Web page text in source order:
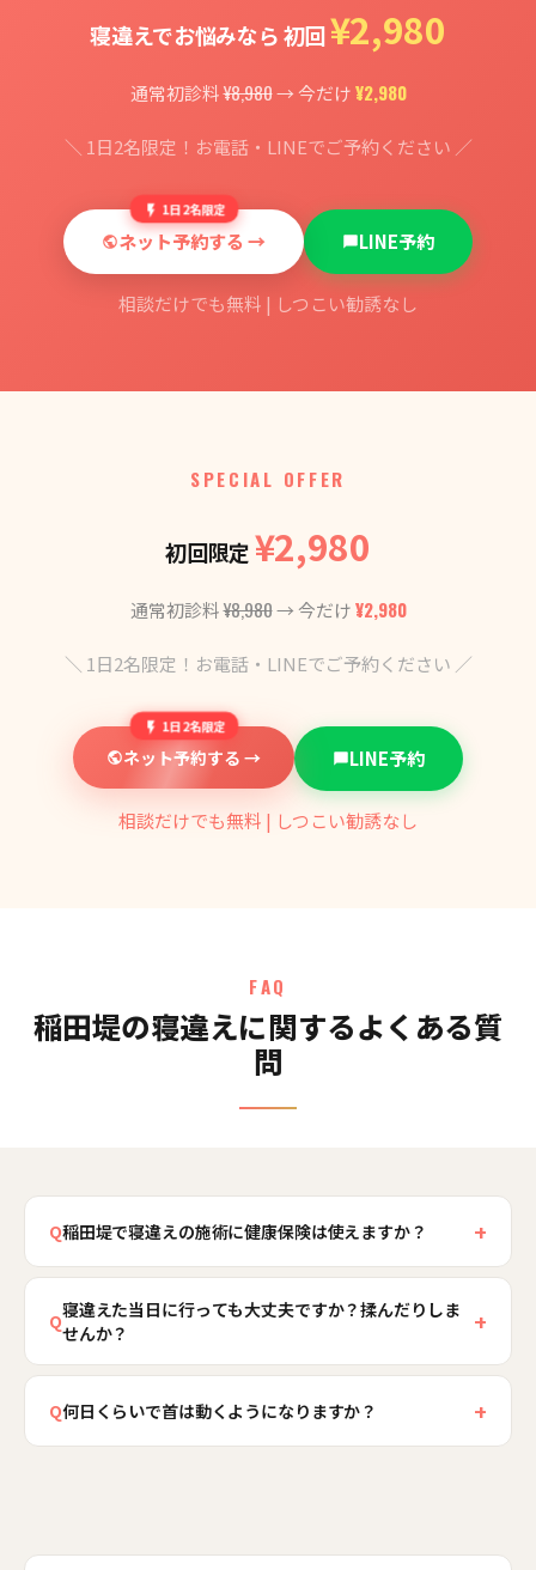
寝違えでお悩みなら 初回¥2,980
通常初診料¥8,980→ 今だけ¥2,980
＼ 1日2名限定！お電話・LINEでご予約ください ／
1日2名限定
ネット予約する → LINE予約
相談だけでも無料 | しつこい勧誘なし
SPECIAL OFFER
初回限定¥2,980
通常初診料¥8,980→ 今だけ¥2,980
＼ 1日2名限定！お電話・LINEでご予約ください ／
1日2名限定
ネット予約する → LINE予約
相談だけでも無料 | しつこい勧誘なし
FAQ
稲田堤の寝違えに関するよくある質
問
Q稲田堤で寝違えの施術に健康保険は使えますか？ +
寝違えは首周囲の筋肉・筋膜の急性の炎症であ
り、状態によっては健康保険の適用対象となる場
合があります。稲田堤骨盤整骨院では初回のカウ
ンセリングで発症の状況と状態を確認し、適用可
否と料金を施術前に必ずご説明します。自費とな
Q寝違えた当日に行っても大丈夫ですか？揉んだりしま
せんか？
+
当日のご来院こそおすすめです。当院では急性期
の炎症部位を直接揉むことはせず、痛みを増幅さ
せている周囲の筋肉を緩める安全な施術で、動か
Q何日くらいで首は動くようになりますか？ +
だし1週間以上痛みが続く場合や、腕・指先への痺